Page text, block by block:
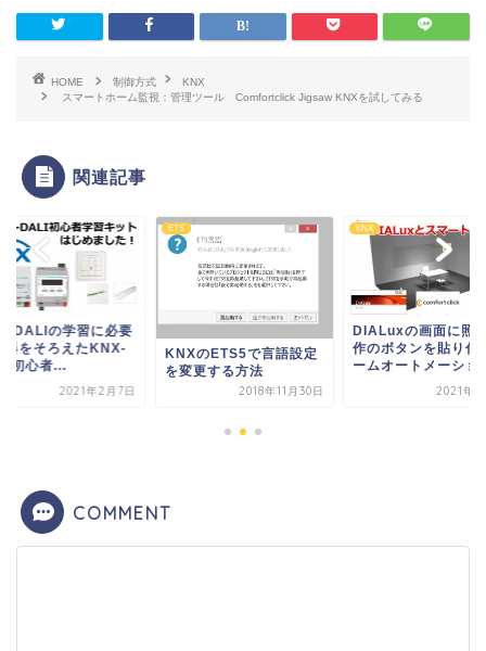
HOME 制御方式
KNX
スマートホーム監視：管理ツール Comfortclick Jigsaw KNXを試してみる
関連記事
DALIの学習に必要
器をそろえたKNX-
初心者...
2021年2月7日
ETS
KNXのETS5で言語設定
を変更する方法
2018年11月30日
KNX
DIALuxの画面に照
作のボタンを貼り付
ームオートメーショ
2021年5
COMMENT